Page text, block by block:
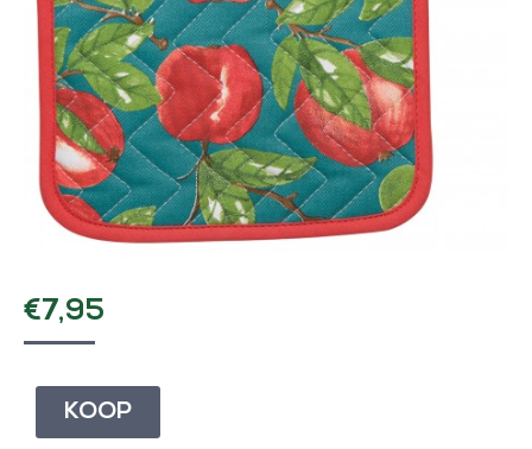
€7,95
KOOP